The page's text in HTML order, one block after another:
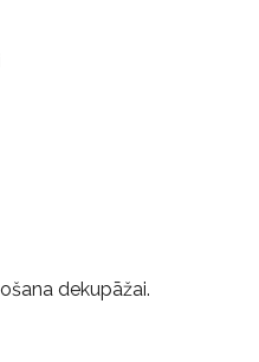
dekupāžai.